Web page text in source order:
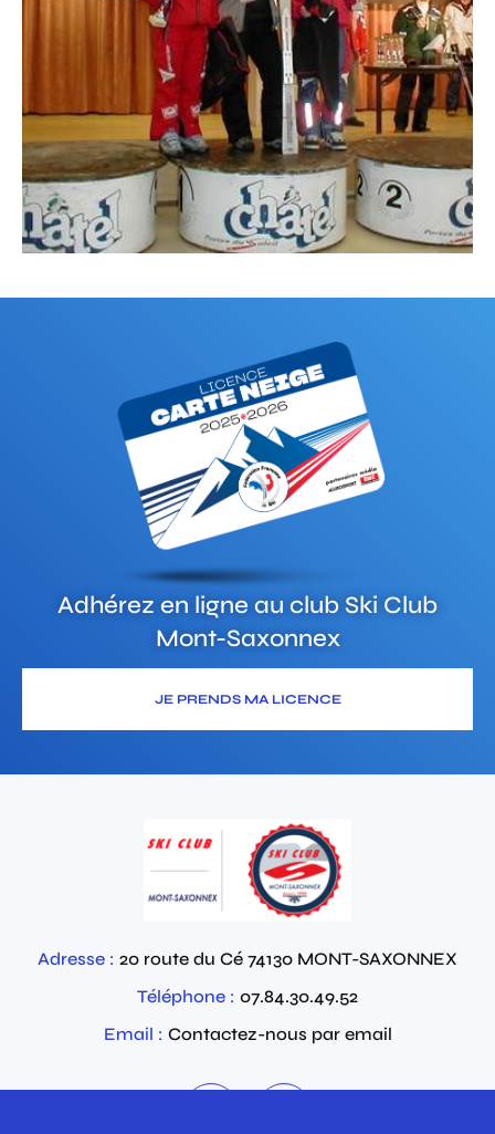
Adhérez en ligne au clubSki Club
Mont-Saxonnex
JE PRENDS MA LICENCE
Adresse : 20 route du Cé 74130 MONT-SAXONNEX
Téléphone : 07.84.30.49.52
Email : Contactez-nous par email